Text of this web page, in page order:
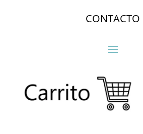
CONTACTO